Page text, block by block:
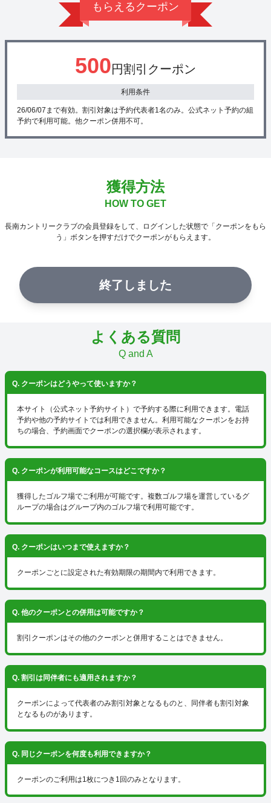
もらえるクーポン
500円割引クーポン
利用条件
26/06/07まで有効。割引対象は予約代表者1名のみ。公式ネット予約の組
予約で利用可能。他クーポン併用不可。
獲得方法
HOW TO GET
長南カントリークラブの会員登録をして、ログインした状態で「クーポンをもら
う」ボタンを押すだけでクーポンがもらえます。
終了しました
よくある質問
Q and A
Q. クーポンはどうやって使いますか？
本サイト（公式ネット予約サイト）で予約する際に利用できます。電話
予約や他の予約サイトでは利用できません。利用可能なクーポンをお持
ちの場合、予約画面でクーポンの選択欄が表示されます。
Q. クーポンが利用可能なコースはどこですか？
獲得したゴルフ場でご利用が可能です。複数ゴルフ場を運営しているグ
ループの場合はグループ内のゴルフ場で利用可能です。
Q. クーポンはいつまで使えますか？
クーポンごとに設定された有効期限の期間内で利用できます。
Q. 他のクーポンとの併用は可能ですか？
割引クーポンはその他のクーポンと併用することはできません。
Q. 割引は同伴者にも適用されますか？
クーポンによって代表者のみ割引対象となるものと、同伴者も割引対象
となるものがあります。
Q. 同じクーポンを何度も利用できますか？
クーポンのご利用は1枚につき1回のみとなります。